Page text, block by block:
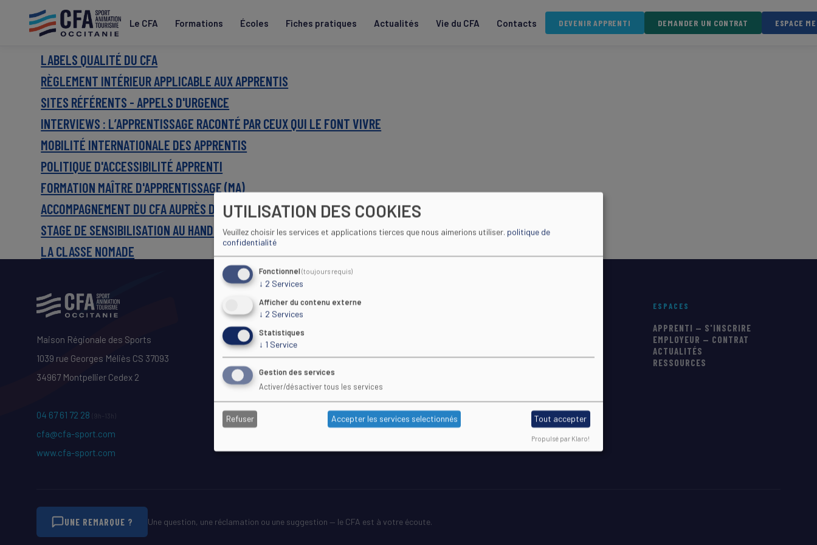
contenu
Le CFA Formations Écoles Fiches pratiques Actualités Vie du CFA Contacts DEVENIR APPRENTI DEMANDER UN CONTRAT ESPACE
LABELS QUALITÉ DU CFA
RÈGLEMENT INTÉRIEUR APPLICABLE AUX APPRENTIS
SITES RÉFÉRENTS - APPELS D'URGENCE
INTERVIEWS : L’APPRENTISSAGE RACONTÉ PAR CEUX QUI LE FONT VIVRE
MOBILITÉ INTERNATIONALE DES APPRENTIS
POLITIQUE D'ACCESSIBILITÉ APPRENTI
FORMATION MAÎTRE D'APPRENTISSAGE (MA)
ACCOMPAGNEMENT DU CFA AUPRÈS DES EMPLOYEURS
STAGE DE SENSIBILISATION AU HANDICAP
LA CLASSE NOMADE
Maison Régionale des Sports
1039 rue Georges Méliès CS 37093
34967 Montpellier Cedex 2
04 67 61 72 28 (9h–13h)
cfa@cfa-sport.com
www.cfa-sport.com
LE CFA ESPACES
APPRENTI — S'INSCRIRE
EMPLOYEUR — CONTRAT
ACTUALITÉS
RESSOURCES
UNE REMARQUE ? Une question, une réclamation ou une suggestion — le CFA est à votre écoute.
UTILISATION DES COOKIES
Veuillez choisir les services et applications tierces que nous aimerions utiliser. politique de
confidentialité
Fonctionnel(toujours requis)
↓ 2 Services
Afficher du contenu externe
↓ 2 Services
Statistiques
↓ 1 Service
Gestion des services
Activer/désactiver tous les services
Refuser Accepter les services selectionnés Tout accepter
Propulsé par Klaro!